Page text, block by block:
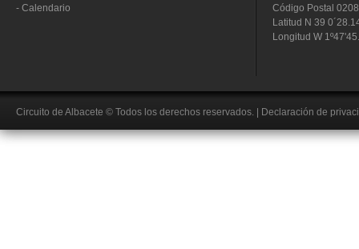
- Calendario
Código Postal
Latitud N 39
Longitud W
Circuito de Albacete © Todos los derechos reservados. Declaración de